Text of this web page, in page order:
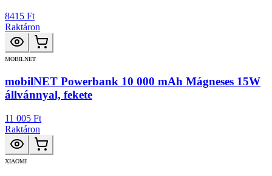
8415 Ft
Raktáron
MOBILNET
mobilNET Powerbank 10 000 mAh Mágneses 15W
állvánnyal, fekete
11 005 Ft
Raktáron
XIAOMI